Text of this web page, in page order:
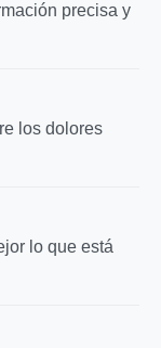
precisa y
los dolores
lo que está